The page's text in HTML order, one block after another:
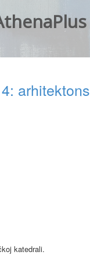
katedrali.